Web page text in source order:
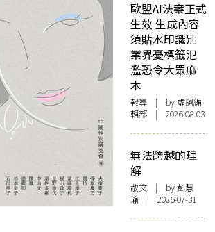
歐盟AI法案正式
生效 生成內容
須貼水印識別
業界憂標籤氾
濫恐令大眾麻
木
報導 | by 虛詞編
輯部 | 2026-08-03
無法跨越的理
解
散文 | by 彭慧
瑜 | 2026-07-31